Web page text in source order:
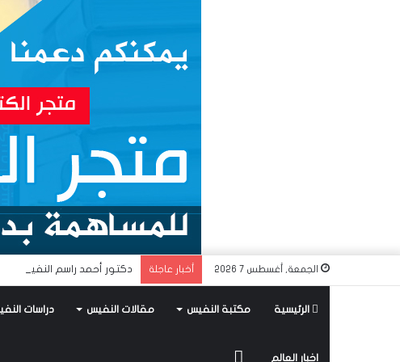
الجمعة, أغسطس 7 2026 أخبار عاجلة دكتور أحمد راسم النفيس
الرئيسية مكتبة النفيس مقالات النفيس دراسات
اخبار العالم